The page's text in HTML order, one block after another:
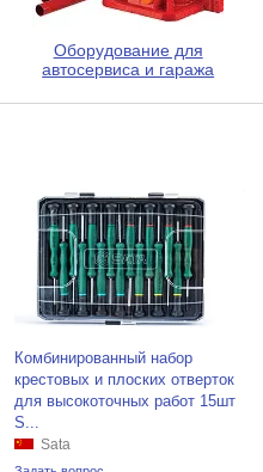
Оборудование для
автосервиса и гаража
Комбинированный набор
крестовых и плоских отверток
для высокоточных работ 15шт
S...
Sata